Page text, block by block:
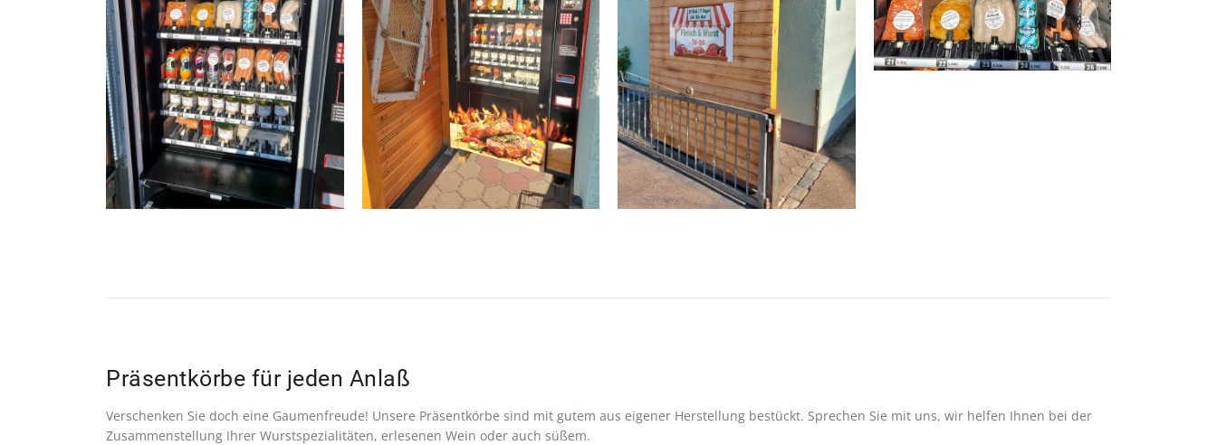
Präsentkörbe für jeden Anlaß
Verschenken Sie doch eine Gaumenfreude! Unsere Präsentkörbe sind mit gutem aus eigener Herstellung bestückt. Sprechen Sie mit uns, wir helfen Ihnen bei der
Zusammenstellung Ihrer Wurstspezialitäten, erlesenen Wein oder auch süßem.